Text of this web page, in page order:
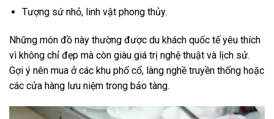
Tượng sứ nhỏ, linh vật phong thủy.
Những món đồ này thường được du khách quốc tế yêu thích
vì không chỉ đẹp mà còn giàu giá trị nghệ thuật và lịch sử.
Gợi ý nên mua ở các khu phố cổ, làng nghề truyền thống hoặc
các cửa hàng lưu niệm trong bảo tàng.